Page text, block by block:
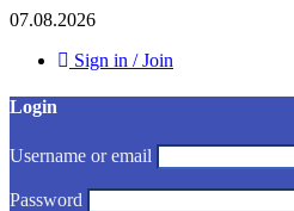
07.08.2026
Sign in / Join
Login
Username or email
Password